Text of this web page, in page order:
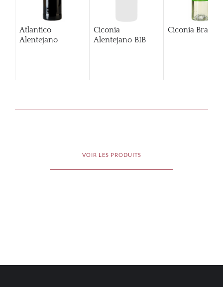
Atlantico
Alentejano
Ciconia
Alentejano BIB
Ciconia Branco
VOIR LES PRODUITS